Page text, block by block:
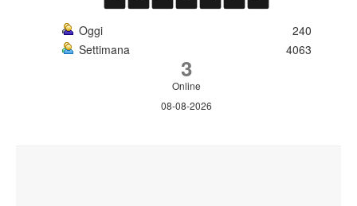
Oggi
240
Settimana
4063
3
Online
08-08-2026